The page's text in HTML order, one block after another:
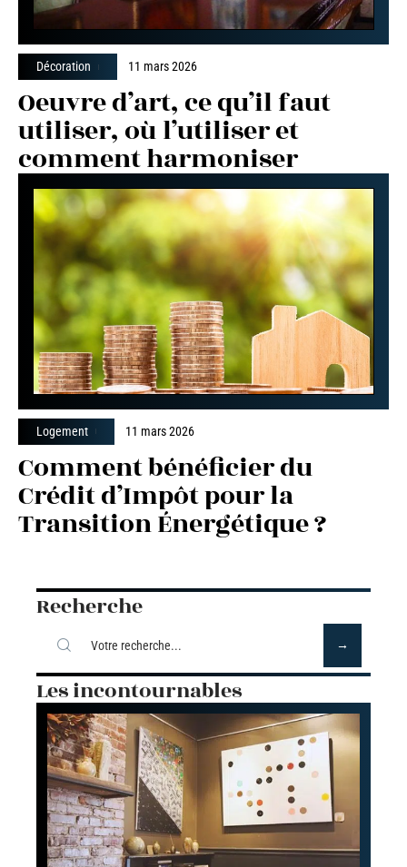
Décoration 11 mars 2026
Oeuvre d’art, ce qu’il faut
utiliser, où l’utiliser et
comment harmoniser
Logement 11 mars 2026
Comment bénéficier du
Crédit d’Impôt pour la
Transition Énergétique ?
Recherche
Les incontournables